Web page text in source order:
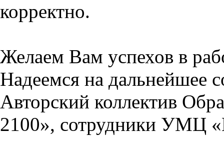
корректно.
Желаем Вам успехов в
Надеемся на дальнейшее
Авторский коллектив
2100», сотрудники УМЦ